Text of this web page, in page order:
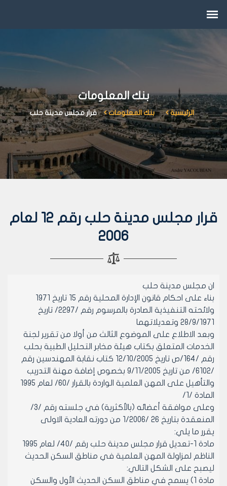
بنك المعلومات
الرئيسية بنك المعلومات قرار مجلس مدينة حلب
قرار مجلس مدينة حلب رقم 12 لعام
2006
ان مجلس مدينة حلب
بناء على احكام قانون الإدارة المحلية رقم 15 تاريخ 1971
ولائحته التنفيذية الصادرة بالمرسوم رقم /2297/ تاريخ
28/9/1971 وتعديلاتهما
وبعد الاطلاع على الموضوع الثالث من أولا من تقرير لجنة
الخدمات المتعلق بكتاب هيئة مخابر التحليل الطبية بحلب
رقم /164/ص تاريخ 12/10/2005 كتاب نقابة المهندسين رقم
/6102/ من تاريخ 9/11/2005 بخصوص إضافة مهنة التدريب
والتأهيل على المهن العلمية الواردة بالقرار /60/ لعام 1995
المادة /1/
وعلى موافقة أعضائه (بالأكثرية) في جلسته رقم /3/
المنعقدة بتاريخ 26 /1/2006 من دورته العادية الاولى
يقرر ما يلي:
مادة 1-تعديل قرار مجلس مدينة حلب رقم /40/ لعام 1995
الناظم لمزاولة المهن العلمية في مناطق السكن الحديث
ليصبح على الشكل التالي:
مادة 1) يسمح في مناطق السكن الحديث الأول والسكن